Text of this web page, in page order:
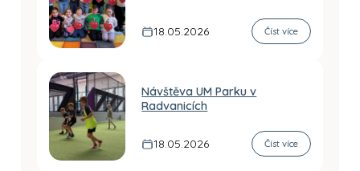
18.05.2026 Číst více
Návštěva UM Parku v
Radvanicích
18.05.2026 Číst více